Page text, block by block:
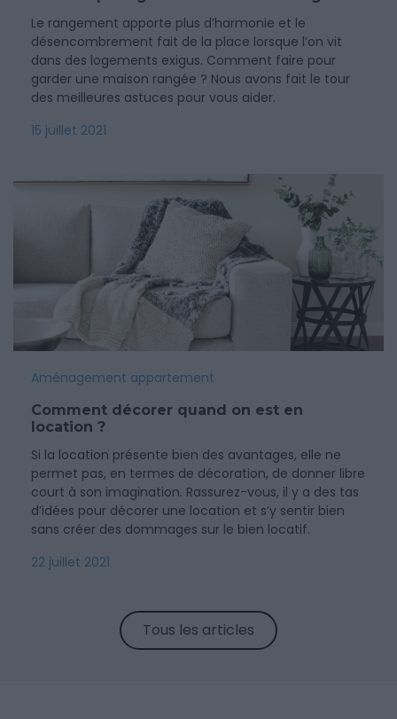
Le rangement apporte plus d’harmonie et le
désencombrement fait de la place lorsque l’on vit
dans des logements exigus. Comment faire pour
garder une maison rangée ? Nous avons fait le tour
des meilleures astuces pour vous aider.
15 juillet 2021
Aménagement appartement
Comment décorer quand on est en
location ?
Si la location présente bien des avantages, elle ne
permet pas, en termes de décoration, de donner libre
court à son imagination. Rassurez-vous, il y a des tas
d’idées pour décorer une location et s’y sentir bien
sans créer des dommages sur le bien locatif.
22 juillet 2021
Tous les articles